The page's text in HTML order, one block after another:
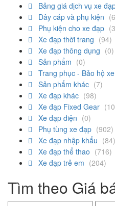
Bảng giá dịch vụ xe
Dây cáp và phụ kiện
Phụ kiện cho xe đạp
Xe đạp thời trang (94)
Xe đạp thông dụng (0)
Sản phẩm (0)
Trang phục - Bảo hộ
Sản phẩm khác (7)
Xe đạp khác (98)
Xe đạp Fixed Gear
Xe đạp điện (0)
Phụ tùng xe đạp (902)
Xe đạp nhập khẩu (84)
Xe đạp thể thao (716)
Xe đạp trẻ em (204)
Tìm theo Giá